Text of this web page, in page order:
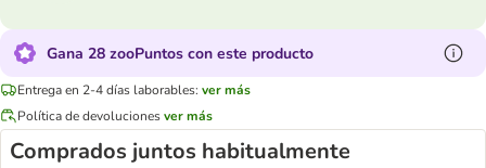
Gana 28 zooPuntos con este producto
Entrega en 2-4 días laborables: ver más
Política de devolucionesver más
Comprados juntos habitualmente